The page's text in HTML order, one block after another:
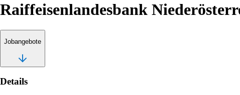
Raiffeisenlandesbank
Jobangebote
Details